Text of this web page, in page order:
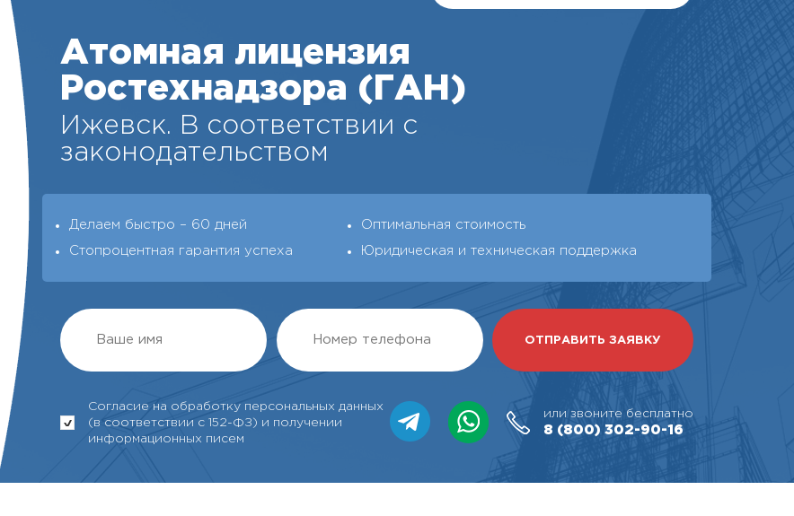
Атомная лицензия
Ростехнадзора (ГАН)
Ижевск. В соответствии с
законодательством
Делаем быстро – 60 дней Оптимальная стоимость
Стопроцентная гарантия успеха Юридическая и техническая поддержка
Согласие на обработку персональных данных
(в соответствии с 152-ФЗ) и получении
информационных писем
или звоните бесплатно
8 (800) 302-90-16